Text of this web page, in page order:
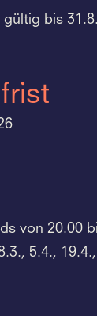
bis
von 20.00
5.4.,